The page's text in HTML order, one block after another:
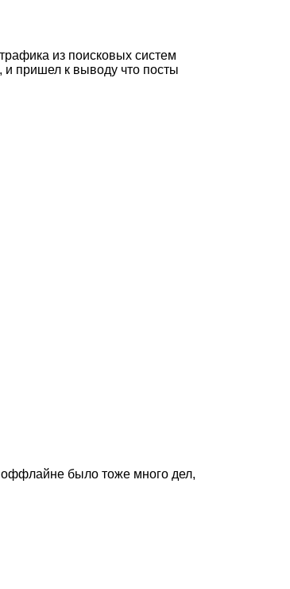
из поисковых систем
и пришел к выводу что посты
оффлайне было тоже много дел,